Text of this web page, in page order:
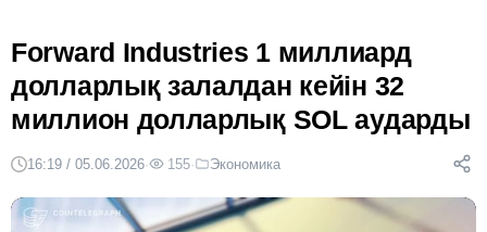
Forward Industries 1 миллиард
долларлық залалдан кейін 32
миллион долларлық SOL аударды
16:19 / 05.06.2026· 155· Экономика